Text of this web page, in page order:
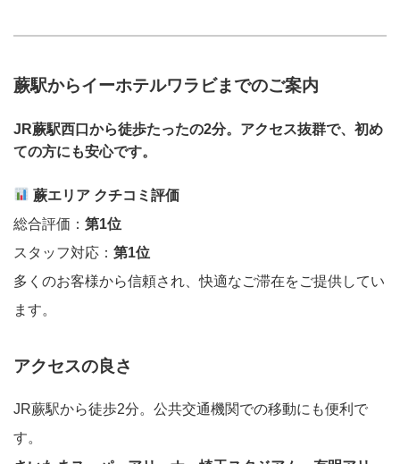
蕨駅からイーホテルワラビまでのご案内
JR蕨駅西口から徒歩たったの2分。アクセス抜群で、初め
ての方にも安心です。
蕨エリア クチコミ評価
総合評価： 第1位
スタッフ対応： 第1位
多くのお客様から信頼され、快適なご滞在をご提供してい
ます。
アクセスの良さ
JR蕨駅から徒歩2分。公共交通機関での移動にも便利で
す。